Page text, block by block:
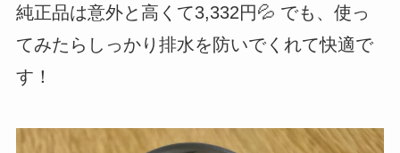
純正品は意外と高くて3,332円💦 でも、使っ
てみたらしっかり排水を防いでくれて快適で
す！